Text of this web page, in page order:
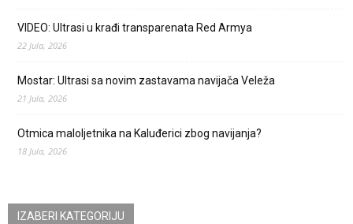
VIDEO: Ultrasi u krađi transparenata Red Armya
22 Jula, 2026
Mostar: Ultrasi sa novim zastavama navijača Veleža
21 Jula, 2026
Otmica maloljetnika na Kaluđerici zbog navijanja?
18 Jula, 2026
IZABERI KATEGORIJU